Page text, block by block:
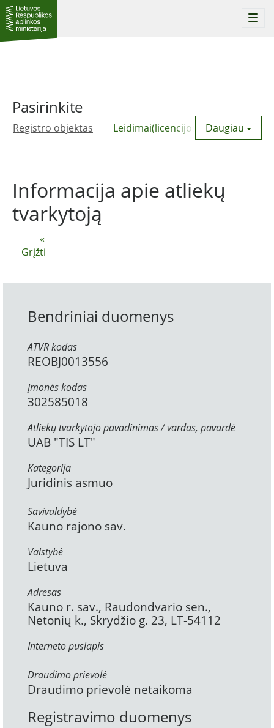
Pasirinkite
Registro objektas Leidimai(licencijos) Daugiau
«
Grįžti
Informacija apie atliekų
tvarkytoją
Bendriniai duomenys
ATVR kodas
REOBJ0013556
Įmonės kodas
302585018
Atliekų tvarkytojo pavadinimas / vardas, pavardė
UAB "TIS LT"
Kategorija
Juridinis asmuo
Savivaldybė
Kauno rajono sav.
Valstybė
Lietuva
Adresas
Kauno r. sav., Raudondvario sen.,
Netonių k., Skrydžio g. 23, LT-54112
Interneto puslapis
Draudimo prievolė
Draudimo prievolė netaikoma
Registravimo duomenys